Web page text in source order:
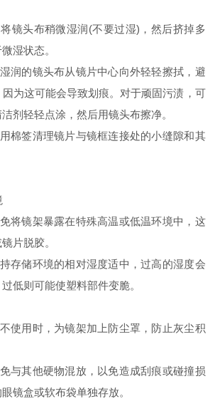
头布稍微湿润(不要过湿)，然后挤掉多
湿状态。
的镜头布从镜片中心向外轻轻擦拭，避
为这可能会导致划痕。对于顽固污渍，可
剂轻轻点涂，然后用镜头布擦净。
签清理镜片与镜框连接处的小缝隙和其
镜架暴露在特殊高温或低温环境中，这
片脱胶。
储环境的相对湿度适中，过高的湿度会
低则可能使塑料部件变脆。
用时，为镜架加上防尘罩，防止灰尘积
其他硬物混放，以免造成刮痕或碰撞损
镜盒或软布袋单独存放。